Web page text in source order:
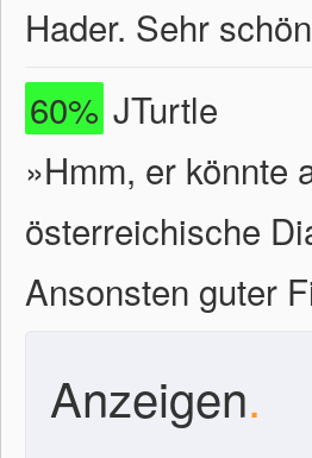
Hader. Sehr
60% JTurtle
»Hmm, er könnte
österreichische
Ansonsten guter
Anzeigen.